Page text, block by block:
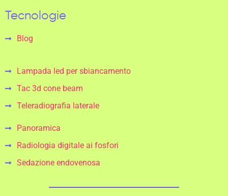
Tecnologie
Blog
Lampada led per sbiancamento
Tac 3d cone beam
Teleradiografia laterale
Panoramica
Radiologia digitale ai fosfori
Sedazione endovenosa